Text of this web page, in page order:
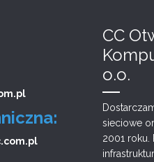
CC
o.o.
sieciowe
2001 roku.